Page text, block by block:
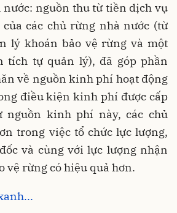
nước: nguồn thu từ tiền dịch vụ
các chủ rừng nhà nước (từ
lý khoán bảo vệ rừng và một
tích tự quản lý), đã góp phần
về nguồn kinh phí hoạt động
điều kiện kinh phí được cấp
nguồn kinh phí này, các chủ
trong việc tổ chức lực lượng,
và cùng với lực lượng nhận
vệ rừng có hiệu quả hơn.